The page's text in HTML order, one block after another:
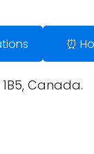
⏰
Canada.